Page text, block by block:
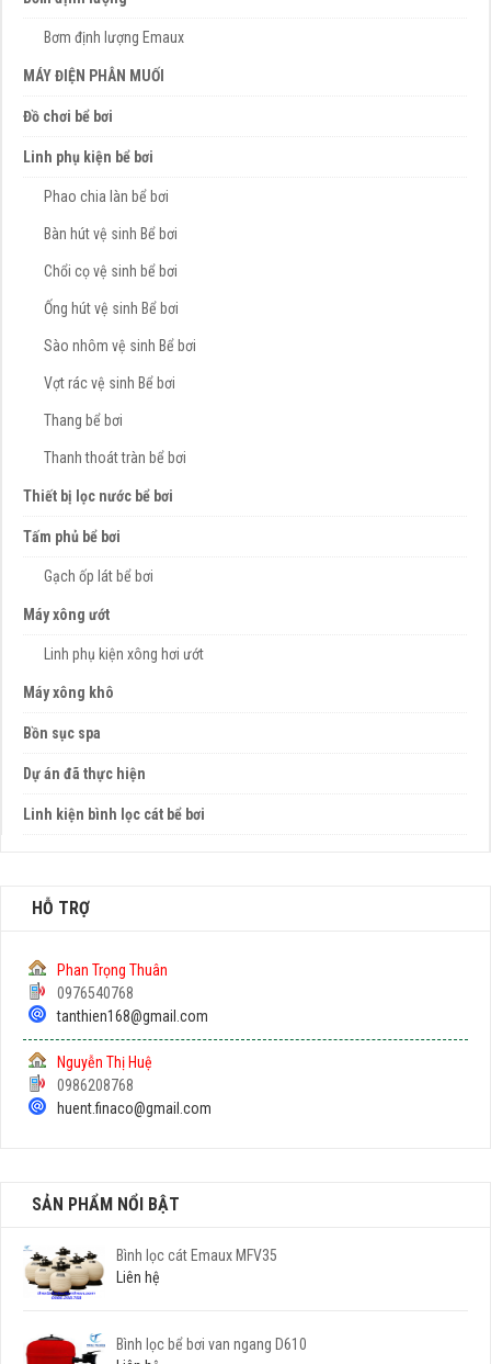
Bơm định lượng Emaux
MÁY ĐIỆN PHÂN MUỐI
Đồ chơi bể bơi
Linh phụ kiện bể bơi
Phao chia làn bể bơi
Bàn hút vệ sinh Bể bơi
Chổi cọ vệ sinh bể bơi
Ống hút vệ sinh Bể bơi
Sào nhôm vệ sinh Bể bơi
Vợt rác vệ sinh Bể bơi
Thang bể bơi
Thanh thoát tràn bể bơi
Thiết bị lọc nước bể bơi
Tấm phủ bể bơi
Gạch ốp lát bể bơi
Máy xông ướt
Linh phụ kiện xông hơi ướt
Máy xông khô
Bồn sục spa
Dự án đã thực hiện
Linh kiện bình lọc cát bể bơi
HỖ TRỢ
Phan Trọng Thuân
0976540768
tanthien168@gmail.com
Nguyễn Thị Huệ
0986208768
huent.finaco@gmail.com
SẢN PHẨM NỔI BẬT
Bình lọc cát Emaux MFV35
Liên hệ
Bình lọc bể bơi van ngang D610